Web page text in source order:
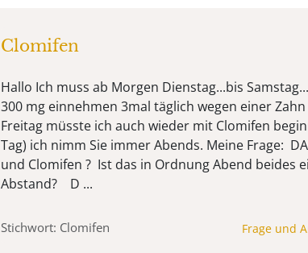
Clomifen
Hallo Ich muss ab Morgen Dienstag...bis
300 mg einnehmen 3mal täglich wegen einer
Freitag müsste ich auch wieder mit Clomifen
Tag) ich nimm Sie immer Abends. Meine Frage:
und Clomifen ? Ist das in Ordnung Abend beides
Abstand? D ...
Stichwort: Clomifen Frage und